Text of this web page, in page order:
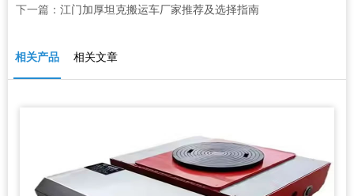
下一篇： 江门加厚坦克搬运车厂家推荐及选择指南
相关产品 相关文章